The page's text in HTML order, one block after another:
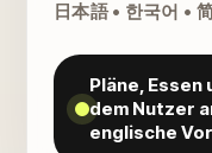
日本語 • 한국어 •
Pläne, Essen
dem Nutzer
englische